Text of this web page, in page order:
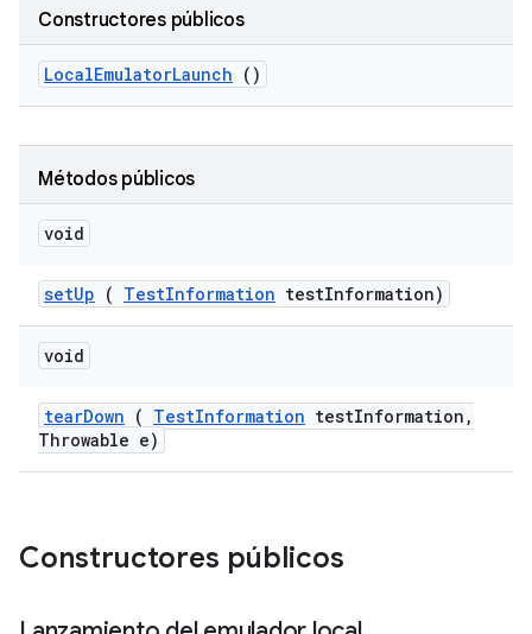
Constructores públicos
LocalEmulatorLaunch ()
Métodos públicos
void
setUp ( TestInformation testInformation)
void
tearDown ( TestInformation testInformation ,
Throwable e)
Constructores públicos